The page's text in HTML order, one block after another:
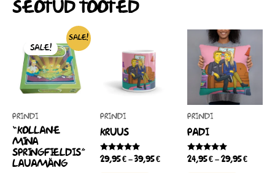
SEOTUD TOOTED
SALE!
SALE!
PRINDI
“KOLLANE
MINA
SPRINGFIELDIS”
LAUAMÄNG
ALGNE
HIND
OLI:
80,00 €.
PRAEGUNE
HIND
ON:
60,00 €.
PRINDI
KRUUS
HINNANGUGA
29,95€ – 39,95€
HINNAVAHEMIK:
TOOTEL
ON
MITU
VARIANTI.
TOOTELEHEL.
PRINDI
PADI
HINNANGUGA
24,95€ – 29,95€
24,95 €
KUNI
29,95 €
SELLEL
TOOTEL
ON
MITU